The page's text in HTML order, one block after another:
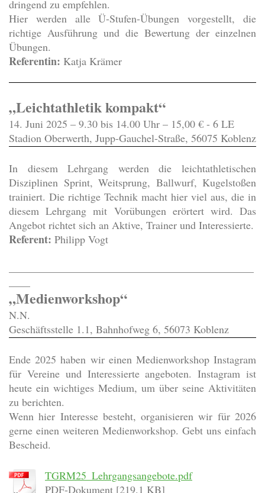
dringend zu empfehlen.
Hier werden alle Ü-Stufen-Übungen vorgestellt, die
richtige Ausführung und die Bewertung der einzelnen
Übungen.
Referentin: Katja Krämer
„Leichtathletik kompakt“
14. Juni 2025 – 9.30 bis 14.00 Uhr – 15,00 € - 6 LE
Stadion Oberwerth, Jupp-Gauchel-Straße, 56075 Koblenz
In diesem Lehrgang werden die leichtathletischen
Disziplinen Sprint, Weitsprung, Ballwurf, Kugelstoßen
trainiert. Die richtige Technik macht hier viel aus, die in
diesem Lehrgang mit Vorübungen erörtert wird. Das
Angebot richtet sich an Aktive, Trainer und Interessierte.
Referent: Philipp Vogt
„Medienworkshop“
N.N.
Geschäftsstelle 1.1, Bahnhofweg 6, 56073 Koblenz
Ende 2025 haben wir einen Medienworkshop Instagram
für Vereine und Interessierte angeboten. Instagram ist
heute ein wichtiges Medium, um über seine Aktivitäten
zu berichten.
Wenn hier Interesse besteht, organisieren wir für 2026
gerne einen weiteren Medienworkshop. Gebt uns einfach
Bescheid.
TGRM25_Lehrgangsangebote.pdf
PDF-Dokument [219.1 KB]